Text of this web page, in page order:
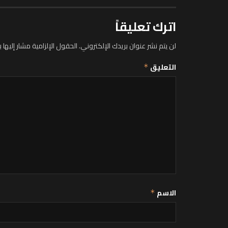
اترك تعليقاً
لن يتم نشر عنوان بريدك الإلكتروني.الحقول الإلزامية مشار إليها
التعليق *
الاسم *